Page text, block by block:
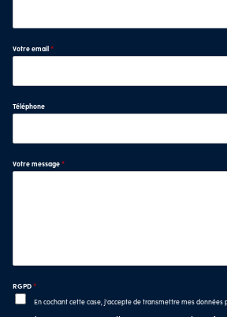
Votre email*
Téléphone
Votre message*
RGPD*
En cochant cette case, j'accepte de transmettre mes données